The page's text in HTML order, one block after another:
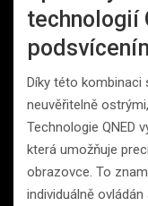
technologií
Díky této kombinaci
neuvěřitelně
Technologie QNED
která umožňuje
obrazovce. To
individuálně